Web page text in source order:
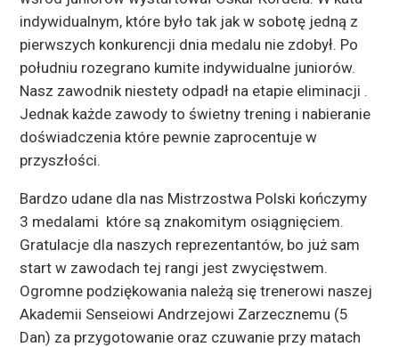
indywidualnym, które było tak jak w sobotę jedną z
pierwszych konkurencji dnia medalu nie zdobył. Po
południu rozegrano kumite indywidualne juniorów.
Nasz zawodnik niestety odpadł na etapie eliminacji .
Jednak każde zawody to świetny trening i nabieranie
doświadczenia które pewnie zaprocentuje w
przyszłości.
Bardzo udane dla nas Mistrzostwa Polski kończymy
3 medalami które są znakomitym osiągnięciem.
Gratulacje dla naszych reprezentantów, bo już sam
start w zawodach tej rangi jest zwycięstwem.
Ogromne podziękowania należą się trenerowi naszej
Akademii Senseiowi Andrzejowi Zarzecznemu (5
Dan) za przygotowanie oraz czuwanie przy matach